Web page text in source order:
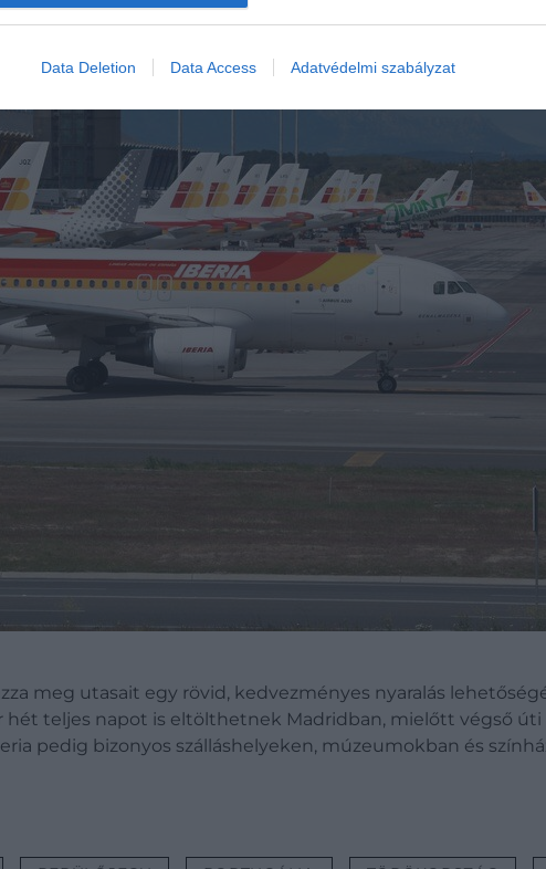
Data Deletion Data Access Adatvédelmi szabályzat
meg utasait egy rövid, kedvezményes nyaralás
hét teljes napot is eltölthetnek Madridban, mielőtt végső
pedig bizonyos szálláshelyeken, múzeumokban és